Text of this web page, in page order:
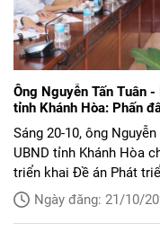
Ông Nguyễn Tấn Tuân
tỉnh Khánh Hòa: Phấn
06 vào cuối năm 2023
Sáng 20-10, ông
UBND tỉnh Khánh Hòa
triển khai Đề án Phát
danh và xác thực điện
đoạn 2022 - 2025, tầm
Ngày đăng: 21/10/